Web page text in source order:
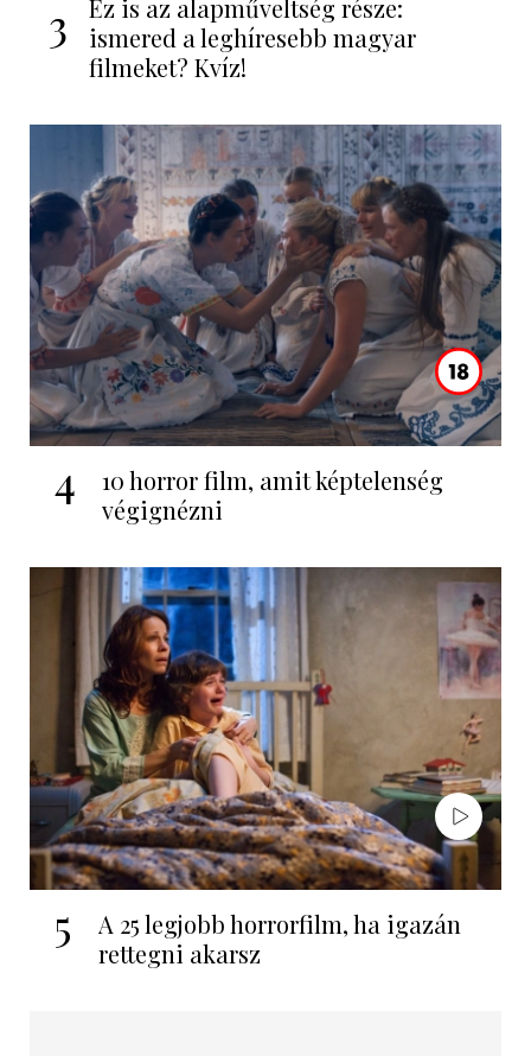
3
Ez is az alapműveltség része:
ismered a leghíresebb magyar
filmeket? Kvíz!
4
10 horror film, amit képtelenség
végignézni
5
A 25 legjobb horrorfilm, ha igazán
rettegni akarsz